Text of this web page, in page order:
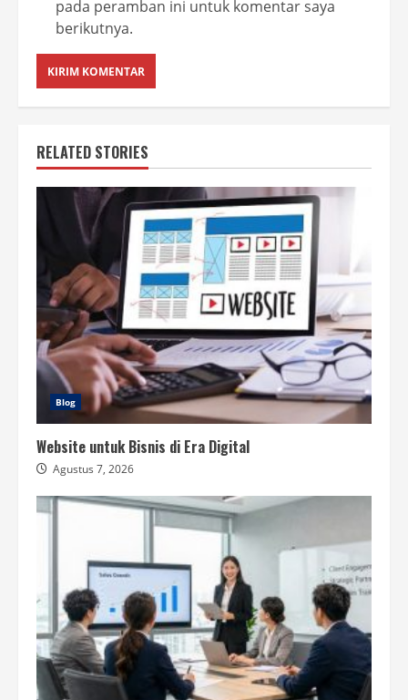
pada peramban ini untuk komentar saya
berikutnya.
RELATED STORIES
Blog
Website untuk Bisnis di Era Digital
Agustus 7, 2026